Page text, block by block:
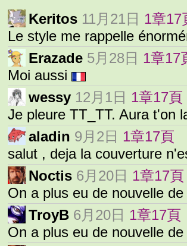
Keritos 11月21日 1章17
Le style me rappelle
Erazade 5月28日 1章17
Moi aussi
wessy 12月1日 1章17頁
Je pleure TT_TT. Aura t'on
aladin 9月2日 1章17頁
salut , deja la couverture
Noctis 6月20日 1章17頁
On a plus eu de nouvelle
TroyB 6月20日 1章17頁
On a plus eu de nouvelle